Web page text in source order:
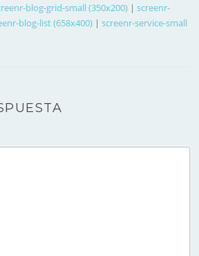
blog-grid-small (350x200) |screenr-
blog-list (658x400) |screenr-service-small